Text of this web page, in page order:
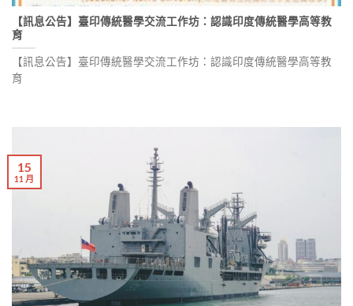
【訊息公告】臺印傳統醫學交流工作坊：認識印度傳統醫學高等教
育
【訊息公告】臺印傳統醫學交流工作坊：認識印度傳統醫學高等教
育
15
11 月